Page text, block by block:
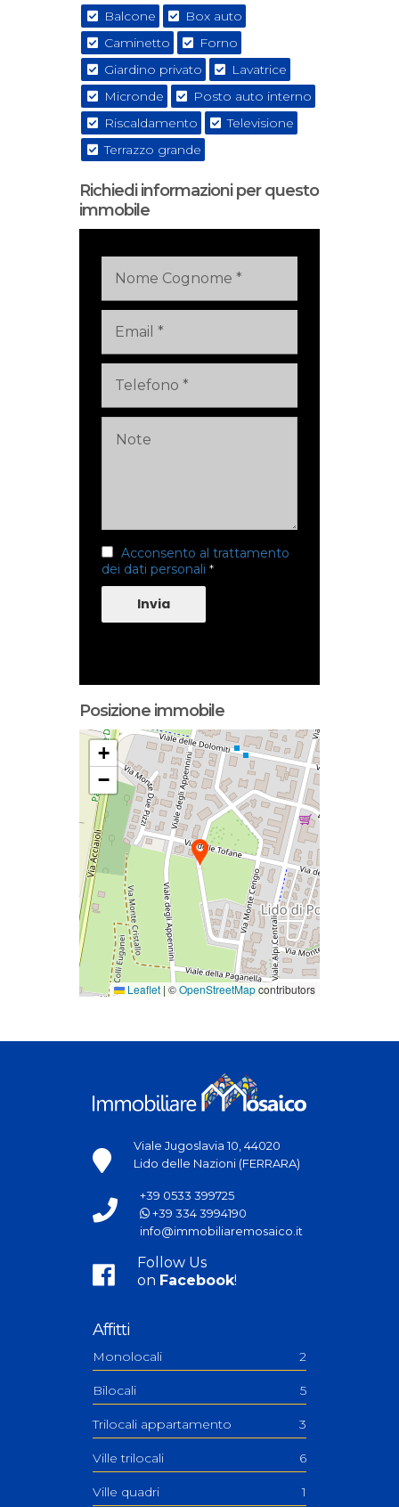
Balcone
Box auto
Caminetto
Forno
Giardino privato
Lavatrice
Micronde
Posto auto interno
Riscaldamento
Televisione
Terrazzo grande
Richiedi informazioni per questo
immobile
Acconsento al trattamento
dei dati personali *
Invia
Posizione immobile
+
−
Leaflet | ©OpenStreetMapcontributors
Viale Jugoslavia 10, 44020
Lido delle Nazioni (FERRARA)
+39 0533 399725
+39 334 3994190
info@immobiliaremosaico.it
Follow Us
on Facebook!
Affitti
Monolocali 2
Bilocali 5
Trilocali appartamento 3
Ville trilocali 6
Ville quadri 1